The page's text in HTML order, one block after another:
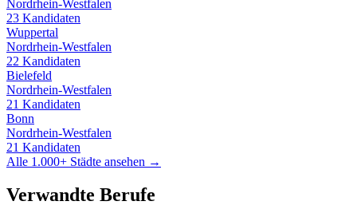
Nordrhein-Westfalen
23 Kandidaten
Wuppertal
Nordrhein-Westfalen
22 Kandidaten
Bielefeld
Nordrhein-Westfalen
21 Kandidaten
Bonn
Nordrhein-Westfalen
21 Kandidaten
Alle 1.000+ Städte ansehen →
Verwandte Berufe